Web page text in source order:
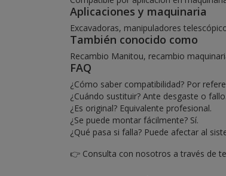
Aplicaciones y maquinaria
Excavadoras, manipuladores
También conocido como
Recambio Manitou, recambio
FAQ
¿Cómo saber compatibilidad? Por
¿Cuándo sustituir? Ante desgaste o fallo.
¿Es original? Equivalente profesional.
¿Se puede montar fácilmente? Sí.
¿Qué pasa si falla? Puede afectar al
👉 Consulta con nosotros a través de